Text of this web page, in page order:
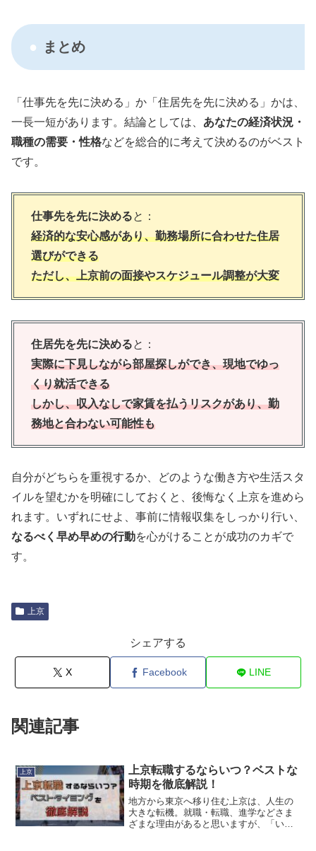
まとめ
「仕事先を先に決める」か「住居先を先に決める」かは、
一長一短があります。結論としては、 あなたの経済状況・
職種の需要・性格などを総合的に考えて決めるのがベスト
です。
仕事先を先に決めると：
経済的な安心感があり、勤務場所に合わせた住居
選びができる
ただし、上京前の面接やスケジュール調整が大変
住居先を先に決めると：
実際に下見しながら部屋探しができ、現地でゆっ
くり就活できる
しかし、収入なしで家賃を払うリスクがあり、勤
務地と合わない可能性も
自分がどちらを重視するか、どのような働き方や生活スタ
イルを望むかを明確にしておくと、後悔なく上京を進めら
れます。いずれにせよ、事前に情報収集をしっかり行い、
なるべく早め早めの行動を心がけることが成功のカギで
す。
上京
シェアする
X Facebook LINE
関連記事
上京
上京転職するならいつ？ベストな
時期を徹底解説！
地方から東京へ移り住む上京は、人生の
大きな転機。就職・転職、進学などさま
ざまな理由があると思いますが、「いつ